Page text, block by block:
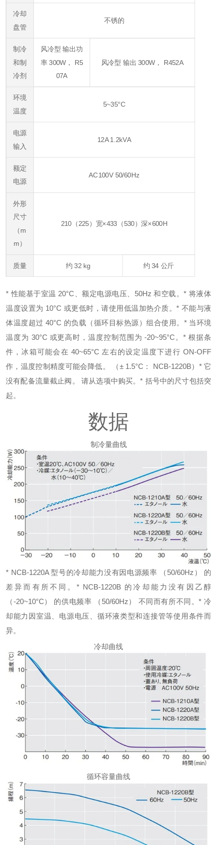
冷却
盘管
不锈的
制冷
和制
冷剂
风冷型 输出功
率 300W， R5
07A
风冷型 输出 300W， R452A
环境
温度
5~35°C
电源
输入
12A 1.2kVA
额定
电源
AC100V 50/60Hz
外形
尺寸
（m
m）
210（225）宽×433（530）深×600H
质量 约 32 kg 约 34 公斤
* 性能基于室温 20°C、额定电源电压、50Hz 和空载。* 将液体
温度设置为 10°C 或更低时，请使用低温加热介质。 * 不能与液
体温度超过 40°C 的负载（循环目标热源）组合使用。 * 当环境
温度为 30°C 或更高时，温度控制范围为 -20~95°C。* 根据条
件，冰箱可能会在 40~65°C 左右的设定温度下进行 ON-OFF
作，温度控制精度可能会降低。 （± 1.5°C： NCB-1220B） * 它
没有配备流量截止阀。 请从选项中购买。* 括号中的尺寸包括突
起。
数据
制冷量曲线
* NCB-1220A 型号的冷却能力没有因电源频率 （50/60Hz） 的
差异而有所不同。 * NCB-1220B 的冷却能力没有因乙醇
（-20~10°C） 的供电频率 （50/60Hz） 不同而有所不同。* 冷
却能力因室温、电源电压、循环液类型和连接管等使用条件而
异。
冷却曲线
循环容量曲线